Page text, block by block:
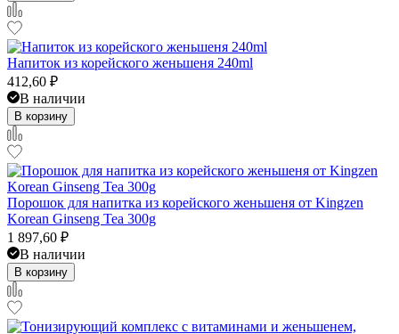
Напиток из корейского женьшеня 240ml
412,60 ₽
В наличии
В корзину
Порошок для напитка из корейского женьшеня от Kingzen
Korean Ginseng Tea 300g
1 897,60 ₽
В наличии
В корзину